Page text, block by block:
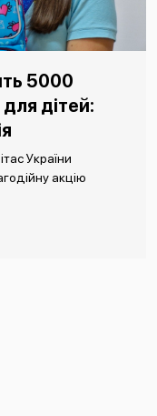
5000
дітей:
України
акцію